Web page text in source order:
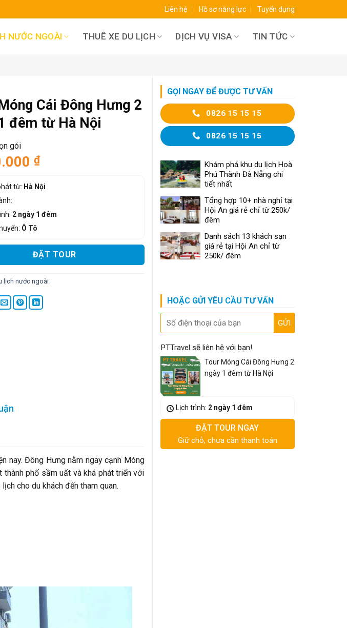
Liên hệ Hồ sơ năng lực Tuyển dụng
NƯỚC NGOÀI THUÊ XE DU LỊCH DỊCH VỤ VISA TIN TỨC
GỌI NGAY ĐỂ ĐƯỢC TƯ VẤN
0826 15 15 15
0826 15 15 15
Khám phá khu du lịch Hoà
Phú Thành Đà Nẵng chi
tiết nhất
Tổng hợp 10+ nhà nghỉ tại
Hội An giá rẻ chỉ từ 250k/
đêm
Danh sách 13 khách sạn
giá rẻ tại Hội An chỉ từ
250k/ đêm
HOẶC GỬI YÊU CẦU TƯ VẤN
PTTravel sẽ liên hệ với bạn!
Tour Móng Cái Đông Hưng 2
ngày 1 đêm từ Hà Nội
Lịch trình: 2 ngày 1 đêm
ĐẶT TOUR NGAY
Giữ chỗ, chưa cần thanh toán
Cái Đông Hưng 2
đêm từ Hà Nội
gói
₫
từ: Hà Nội
2 ngày 1 đêm
Ô Tô
ĐẶT TOUR
lịch nước ngoài
nay. Đông Hưng nằm ngay cạnh Móng
phố sầm uất và khá phát triển với
cho du khách đến tham quan.